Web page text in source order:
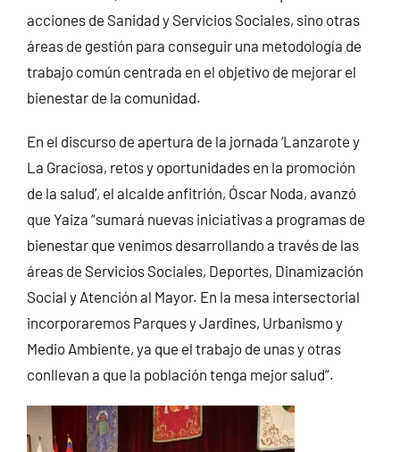
acciones de Sanidad y Servicios Sociales, sino otras
áreas de gestión para conseguir una metodología de
trabajo común centrada en el objetivo de mejorar el
bienestar de la comunidad.
En el discurso de apertura de la jornada ‘Lanzarote y
La Graciosa, retos y oportunidades en la promoción
de la salud’, el alcalde anfitrión, Óscar Noda, avanzó
que Yaiza “sumará nuevas iniciativas a programas de
bienestar que venimos desarrollando a través de las
áreas de Servicios Sociales, Deportes, Dinamización
Social y Atención al Mayor. En la mesa intersectorial
incorporaremos Parques y Jardines, Urbanismo y
Medio Ambiente, ya que el trabajo de unas y otras
conllevan a que la población tenga mejor salud”.